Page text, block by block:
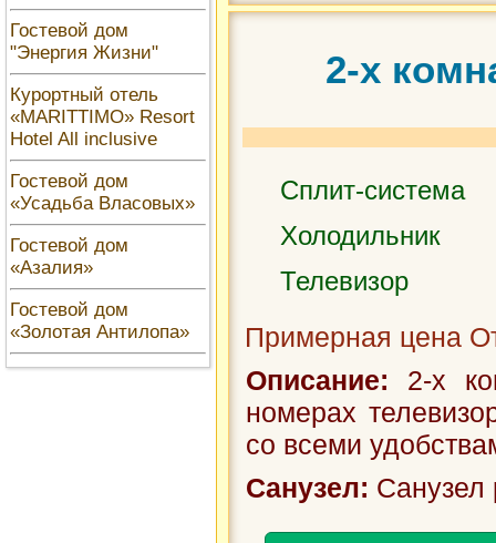
Гостевой дом
"Энергия Жизни"
Курортный отель
«MARITTIMO» Resort
Hotel All inclusive
Гостевой дом
«Усадьба Власовых»
Гостевой дом
«Азалия»
Гостевой дом
«Золотая Антилопа»
2-х
Сплит-система
Холодильник
Телевизор
Примерная цена
Описание: 2-х
номерах
со всеми
Санузел: Санузел